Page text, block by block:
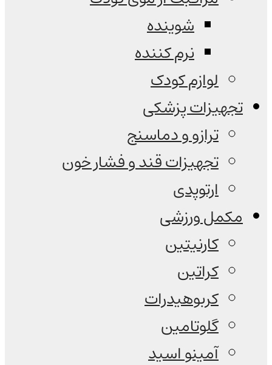
شوینده
نرم کننده
لوازم کودک
تجهیزات پزشکی
ترازو و دماسنج
تجهیزات قند و فشار خون
ارتوپدی
مکمل ورزشی
کارنیتین
کراتین
کربوهیدرات
گلوتامین
آمینو اسید